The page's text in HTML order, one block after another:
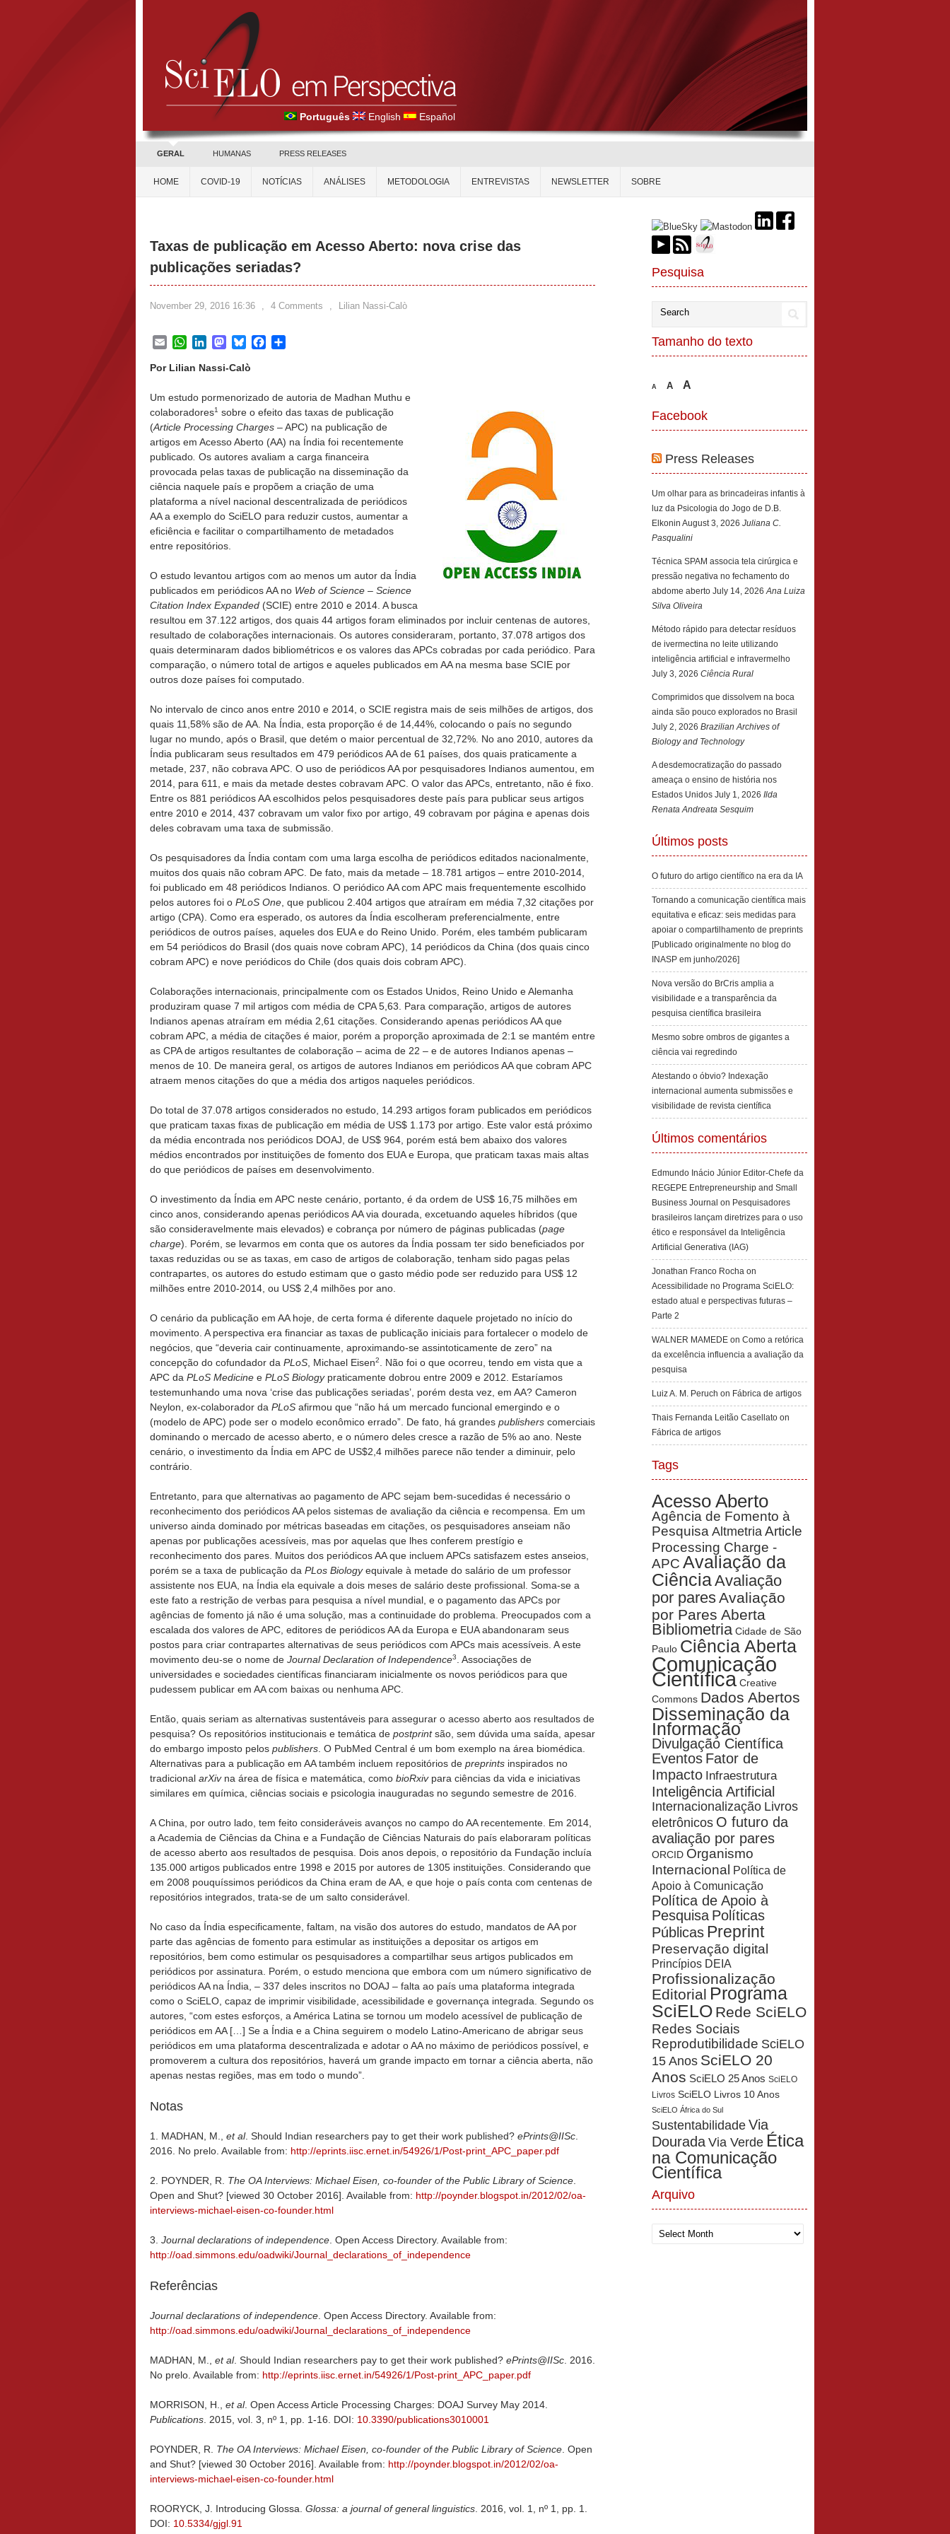
Português English Español
GERAL HUMANAS PRESS RELEASES
HOME COVID-19 NOTÍCIAS ANÁLISES METODOLOGIA ENTREVISTAS NEWSLETTER SOBRE
Taxas de publicação em Acesso Aberto: nova crise das
publicações seriadas?
November 29, 2016 16:36 , 4 Comments , Lilian Nassi-Calò
EmailWhatsApp
LinkedInMastodon
BlueskyFacebook
Por Lilian Nassi-Calò
Um estudo pormenorizado de autoria de Madhan Muthu e
colaboradores1 sobre o efeito das taxas de publicação
(Article Processing Charges – APC) na publicação de
artigos em Acesso Aberto (AA) na Índia foi recentemente
publicado Os autores avaliam a carga financeira
provocada pelas taxas de publicação na disseminação da
ciência naquele país e propõem a criação de uma
plataforma a nível nacional descentralizada de periódicos
AA a exemplo do SciELO para reduzir custos, aumentar a
eficiência e facilitar o compartilhamento de metadados
entre repositórios.
O estudo levantou artigos com ao menos um autor da Índia
publicados em periódicos AA no Web of Science – Science
Citation Index Expanded (SCIE) entre 2010 e 2014. A busca
resultou em 37.122 artigos, dos quais 44 artigos foram eliminados por incluir centenas de autores,
resultado de colaborações internacionais. Os autores consideraram, portanto, 37.078 artigos dos
quais determinaram dados bibliométricos e os valores das APCs cobradas por cada periódico. Para
comparação, o número total de artigos e aqueles publicados em AA na mesma base SCIE por
outros doze países foi computado.
No intervalo de cinco anos entre 2010 e 2014, o SCIE registra mais de seis milhões de artigos, dos
quais 11,58% são de AA. Na Índia, esta proporção é de 14,44%, colocando o país no segundo
lugar no mundo, após o Brasil, que detém o maior percentual de 32,72%. No ano 2010, autores da
Índia publicaram seus resultados em 479 periódicos AA de 61 países, dos quais praticamente a
metade, 237, não cobrava APC. O uso de periódicos AA por pesquisadores Indianos aumentou, em
2014, para 611, e mais da metade destes cobravam APC. O valor das APCs, entretanto, não é fixo.
Entre os 881 periódicos AA escolhidos pelos pesquisadores deste país para publicar seus artigos
entre 2010 e 2014, 437 cobravam um valor fixo por artigo, 49 cobravam por página e apenas dois
deles cobravam uma taxa de submissão.
Os pesquisadores da Índia contam com uma larga escolha de periódicos editados nacionalmente,
muitos dos quais não cobram APC. De fato, mais da metade – 18.781 artigos – entre 2010-2014,
foi publicado em 48 periódicos Indianos. O periódico AA com APC mais frequentemente escolhido
pelos autores foi o PLoS One , que publicou 2.404 artigos que atraíram em média 7,32 citações por
artigo (CPA). Como era esperado, os autores da Índia escolheram preferencialmente, entre
periódicos de outros países, aqueles dos EUA e do Reino Unido. Porém, eles também publicaram
em 54 periódicos do Brasil (dos quais nove cobram APC), 14 periódicos da China (dos quais cinco
cobram APC) e nove periódicos do Chile (dos quais dois cobram APC).
Colaborações internacionais, principalmente com os Estados Unidos, Reino Unido e Alemanha
produziram quase 7 mil artigos com média de CPA 5,63. Para comparação, artigos de autores
Indianos apenas atraíram em média 2,61 citações. Considerando apenas periódicos AA que
cobram APC, a média de citações é maior, porém a proporção aproximada de 2:1 se mantém entre
as CPA de artigos resultantes de colaboração – acima de 22 – e de autores Indianos apenas –
menos de 10. De maneira geral, os artigos de autores Indianos em periódicos AA que cobram APC
atraem menos citações do que a média dos artigos naqueles periódicos.
Do total de 37.078 artigos considerados no estudo, 14.293 artigos foram publicados em periódicos
que praticam taxas fixas de publicação em média de US$ 1.173 por artigo. Este valor está próximo
da média encontrada nos periódicos DOAJ, de US$ 964, porém está bem abaixo dos valores
médios encontrados por instituições de fomento dos EUA e Europa, que praticam taxas mais altas
do que periódicos de países em desenvolvimento.
O investimento da Índia em APC neste cenário, portanto, é da ordem de US$ 16,75 milhões em
cinco anos, considerando apenas periódicos AA via dourada, excetuando aqueles híbridos (que
são consideravelmente mais elevados) e cobrança por número de páginas publicadas (page
charge). Porém, se levarmos em conta que os autores da Índia possam ter sido beneficiados por
taxas reduzidas ou se as taxas, em caso de artigos de colaboração, tenham sido pagas pelas
contrapartes, os autores do estudo estimam que o gasto médio pode ser reduzido para US$ 12
milhões entre 2010-2014, ou US$ 2,4 milhões por ano.
O cenário da publicação em AA hoje, de certa forma é diferente daquele projetado no início do
movimento. A perspectiva era financiar as taxas de publicação iniciais para fortalecer o modelo de
negócios, que “deveria cair continuamente, aproximando-se assintoticamente de zero” na
concepção do cofundador da PLoS , Michael Eisen2
. Não foi o que ocorreu, tendo em vista que a
APC da PLoS Medicine e PLoS Biologypraticamente dobrou entre 2009 e 2012. Estaríamos
testemunhando uma nova ‘crise das publicações seriadas’, porém desta vez, em AA? Cameron
Neylon, ex-colaborador da PLoS afirmou que “não há um mercado funcional emergindo e o
(modelo de APC) pode ser o modelo econômico errado”. De fato, há grandes publishers comerciais
dominando o mercado de acesso aberto, e o número deles cresce a razão de 5% ao ano. Neste
cenário, o investimento da Índia em APC de US$2,4 milhões parece não tender a diminuir, pelo
contrário.
Entretanto, para que alternativas ao pagamento de APC sejam bem-sucedidas é necessário o
reconhecimento dos periódicos AA pelos sistemas de avaliação da ciência e recompensa. Em um
universo ainda dominado por métricas baseadas em citações, os pesquisadores anseiam não
apenas por publicações acessíveis, mas por aquelas que lhes conferem prestígio e
reconhecimento dos pares. Muitos dos periódicos AA que incluem APCs satisfazem estes anseios,
porém se a taxa de publicação da PLos Biologyequivale à metade do salário de um professor
assistente nos EUA, na Índia ela equivale a dois meses de salário deste profissional. Soma-se a
este fato a restrição de verbas para pesquisa a nível mundial, e o pagamento das APCs por
agências de fomento já não é uma solução, mas a continuidade do problema. Preocupados com a
escalada dos valores de APC, editores de periódicos AA da Europa e EUA abandonaram seus
postos para criar contrapartes alternativas de seus periódicos com APCs mais acessíveis. A este
movimento deu-se o nome de Journal Declaration of Independence3
. Associações de
universidades e sociedades científicas financiaram inicialmente os novos periódicos para que
pudessem publicar em AA com baixas ou nenhuma APC.
Então, quais seriam as alternativas sustentáveis para assegurar o acesso aberto aos resultados de
pesquisa? Os repositórios institucionais e temática de postprintsão, sem dúvida uma saída, apesar
do embargo imposto pelos publishers . O PubMed Central é um bom exemplo na área biomédica.
Alternativas para a publicação em AA também incluem repositórios de preprints inspirados no
tradicional arXivna área de física e matemática, como bioRxivpara ciências da vida e iniciativas
similares em química, ciências sociais e psicologia inauguradas no segundo semestre de 2016.
A China, por outro lado, tem feito consideráveis avanços no campo do AA recentemente. Em 2014,
a Academia de Ciências da China e a Fundação de Ciências Naturais do país elaboraram políticas
de acesso aberto aos resultados de pesquisa. Dois anos depois, o repositório da Fundação incluía
135.000 artigos publicados entre 1998 e 2015 por autores de 1305 instituições. Considerando que
em 2008 pouquíssimos periódicos da China eram de AA, e que hoje o país conta com centenas de
repositórios integrados, trata-se de um salto considerável.
No caso da Índia especificamente, faltam, na visão dos autores do estudo, mandatos de AA por
parte das agências de fomento para estimular as instituições a depositar os artigos em
repositórios, bem como estimular os pesquisadores a compartilhar seus artigos publicados em
periódicos por assinatura. Porém, o estudo menciona que embora com um número significativo de
periódicos AA na Índia, – 337 deles inscritos no DOAJ – falta ao país uma plataforma integrada
como o SciELO, capaz de imprimir visibilidade, acessibilidade e governança integrada. Segundo os
autores, “com estes esforços, a América Latina se tornou um modelo acessível de publicação de
periódicos em AA […] Se a Índia e a China seguirem o modelo Latino-Americano de abrigar seus
periódicos em uma plataforma descentralizada e adotar o AA no máximo de periódicos possível, e
promoverem a cultura dos repositórios, haverá um grande impacto em tornar a ciência aberta, não
apenas nestas regiões, mas em todo o mundo”.
Notas
1. MADHAN, M., et al. Should Indian researchers pay to get their work published? ePrints@IISc
2016. No prelo. Available from: http://eprints.iisc.ernet.in/54926/1/Post-print_APC_paper.pdf
2. POYNDER, R. The OA Interviews: Michael Eisen, co-founder of the Public Library of Science
Open and Shut? [viewed 30 October 2016]. Available from: http://poynder.blogspot.in/2012/02/oa-
interviews-michael-eisen-co-founder.html
3. Journal declarations of independence . Open Access Directory. Available from:
http://oad.simmons.edu/oadwiki/Journal_declarations_of_independence
Referências
Journal declarations of independence . Open Access Directory. Available from:
http://oad.simmons.edu/oadwiki/Journal_declarations_of_independence
MADHAN, M., et al. Should Indian researchers pay to get their work published? ePrints@IISc . 2016.
No prelo. Available from: http://eprints.iisc.ernet.in/54926/1/Post-print_APC_paper.pdf
MORRISON, H., et al. Open Access Article Processing Charges: DOAJ Survey May 2014.
Publications . 2015, vol. 3, nº 1, pp. 1-16. DOI: 10.3390/publications3010001
POYNDER, R. The OA Interviews: Michael Eisen, co-founder of the Public Library of Science . Open
and Shut? [viewed 30 October 2016]. Available from: http://poynder.blogspot.in/2012/02/oa-
interviews-michael-eisen-co-founder.html
ROORYCK, J. Introducing Glossa. Glossa: a journal of general linguistics . 2016, vol. 1, nº 1, pp. 1.
DOI: 10.5334/gjgl.91
Pesquisa
Tamanho do texto
A A A
Facebook
Press Releases
Um olhar para as brincadeiras infantis à
luz da Psicologia do Jogo de D.B.
Elkonin August 3, 2026 Juliana C.
Pasqualini
Técnica SPAM associa tela cirúrgica e
pressão negativa no fechamento do
abdome aberto July 14, 2026 Ana Luiza
Silva Oliveira
Método rápido para detectar resíduos
de ivermectina no leite utilizando
inteligência artificial e infravermelho
July 3, 2026 Ciência Rural
Comprimidos que dissolvem na boca
ainda são pouco explorados no Brasil
July 2, 2026 Brazilian Archives of
Biology and Technology
A desdemocratização do passado
ameaça o ensino de história nos
Estados Unidos July 1, 2026 Ilda
Renata Andreata Sesquim
Últimos posts
O futuro do artigo científico na era da IA
Tornando a comunicação científica mais
equitativa e eficaz: seis medidas para
apoiar o compartilhamento de preprints
[Publicado originalmente no blog do
INASP em junho/2026]
Nova versão do BrCris amplia a
visibilidade e a transparência da
pesquisa científica brasileira
Mesmo sobre ombros de gigantes a
ciência vai regredindo
Atestando o óbvio? Indexação
internacional aumenta submissões e
visibilidade de revista científica
Últimos comentários
Edmundo Inácio Júnior Editor-Chefe da
REGEPE Entrepreneurship and Small
Business Journal on Pesquisadores
brasileiros lançam diretrizes para o uso
ético e responsável da Inteligência
Artificial Generativa (IAG)
Jonathan Franco Rocha on
Acessibilidade no Programa SciELO:
estado atual e perspectivas futuras –
Parte 2
WALNER MAMEDE on Como a retórica
da excelência influencia a avaliação da
pesquisa
Luiz A. M. Peruch on Fábrica de artigos
Thais Fernanda Leitão Casellato on
Fábrica de artigos
Tags
Acesso Aberto
Agência de Fomento à
Pesquisa Altmetria Article
Processing Charge -
APC Avaliação da
CiênciaAvaliação
por paresAvaliação
por Pares Aberta
Bibliometria Cidade de São
Paulo Ciência Aberta
Comunicação
Científica Creative
Commons Dados Abertos
Disseminação da
Informação
Divulgação Científica
Eventos Fator de
Impacto Infraestrutura
Inteligência Artificial
Internacionalização Livros
eletrônicos O futuro da
avaliação por pares
ORCID Organismo
Internacional Política de
Apoio à Comunicação
Política de Apoio à
Pesquisa Políticas
Públicas Preprint
Preservação digital
Princípios DEIA
Profissionalização
Editorial Programa
SciELO Rede SciELO
Redes Sociais
Reprodutibilidade SciELO
15 Anos SciELO 20
Anos SciELO 25 Anos SciELO
Livros SciELO Livros 10 Anos
SciELO África do Sul
Sustentabilidade Via
DouradaVia Verde Ética
na Comunicação
Científica
Arquivo
Arquivo